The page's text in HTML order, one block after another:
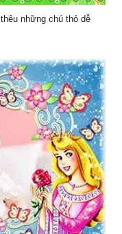
những chú thỏ dễ